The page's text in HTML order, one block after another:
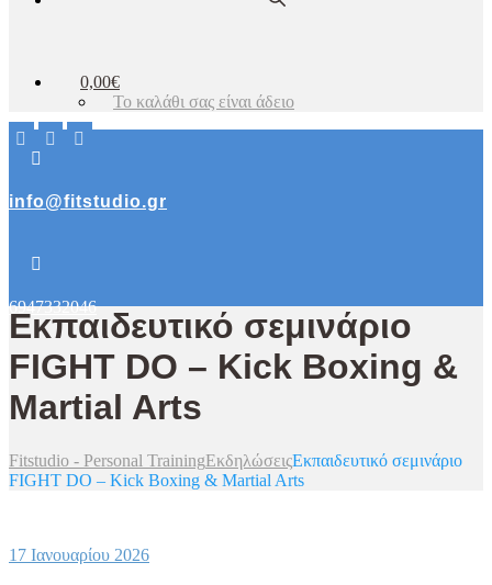
0,00€
Το καλάθι σας είναι άδειο
info@fitstudio.gr
6947332046
Εκπαιδευτικό σεμινάριο
FIGHT DO – Kick Boxing &
Martial Arts
Fitstudio - Personal TrainingΕκδηλώσειςΕκπαιδευτικό σεμινάριο
FIGHT DO – Kick Boxing & Martial Arts
17 Ιανουαρίου 2026